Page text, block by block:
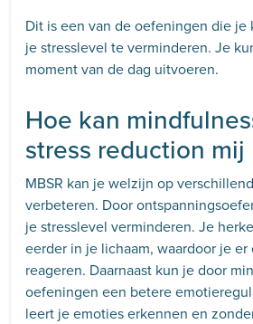
Dit is een van de oefeningen die je
je stresslevel te verminderen. Je
moment van de dag uitvoeren.
Hoe kan
stress reduction mij
MBSR kan je welzijn op
verbeteren. Door
je stresslevel verminderen. Je
eerder in je lichaam, waardoor je er
reageren. Daarnaast kun je door
oefeningen een betere
leert je emoties erkennen en